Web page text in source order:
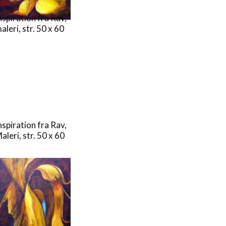
fra Rav,
str. 50 x 60
fra Rav,
str. 50 x 60